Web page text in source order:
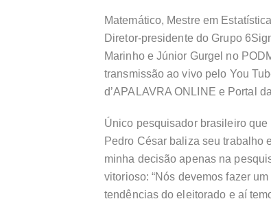
Matemático, Mestre em
Diretor-presidente do Grupo
Marinho e Júnior Gurgel no
transmissão ao vivo pelo You
d’APALAVRA ONLINE e Portal
Único pesquisador brasileiro
Pedro César baliza seu trabalho
minha decisão apenas na
vitorioso: “Nós devemos fazer
tendências do eleitorado e aí